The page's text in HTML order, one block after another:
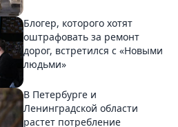
Блогер, которого хотят
оштрафовать за ремонт
дорог, встретился с «Новыми
людьми»
В Петербурге и
Ленинградской области
растет потребление